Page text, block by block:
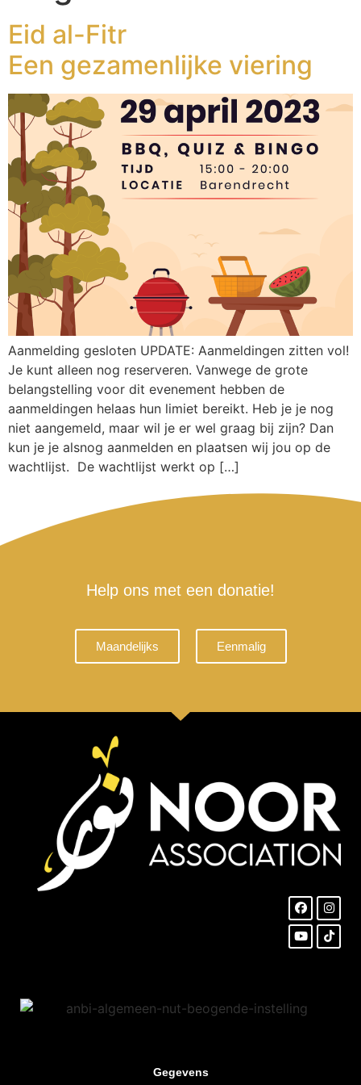
Eid al-Fitr
Een gezamenlijke viering
Aanmelding gesloten UPDATE: Aanmeldingen zitten vol!
Je kunt alleen nog reserveren. Vanwege de grote
belangstelling voor dit evenement hebben de
aanmeldingen helaas hun limiet bereikt. Heb je je nog
niet aangemeld, maar wil je er wel graag bij zijn? Dan
kun je je alsnog aanmelden en plaatsen wij jou op de
wachtlijst. De wachtlijst werkt op […]
Help ons met een donatie!
Maandelijks Eenmalig
Gegevens